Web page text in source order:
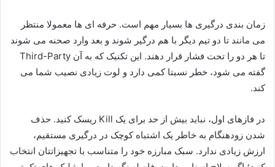
زمان بندی درگیری ها بسیار مهم است. حرفه ای ها معمولا منتظر
می مانند تا دو تیم دیگر با هم درگیر شوند و بعد وارد صحنه می شوند
تا هر دو را تحت فشار قرار دهند. این تکنیک که به آن Third-Party
گفته می شود، خطر نسبتا کمی دارد و لوت زیادی نصیب شما می
کند.
در فازهای اول، نباید بیش از حد برای یک Kill ریسک کنید. حذف
شدن زودهنگام به خاطر یک اشتباه کوچک در درگیری مستقیم،
ارزش زیادی ندارد. سبک مبارزه خود را متناسب با تجهیزاتتان انتخاب